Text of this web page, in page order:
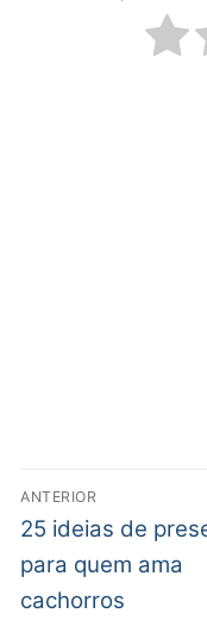
ANTERIOR
25 ideias de
para quem ama
cachorros